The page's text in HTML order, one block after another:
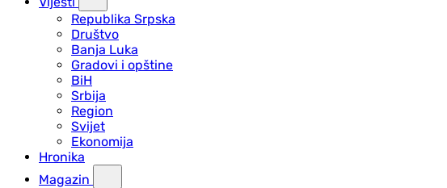
Republika Srpska
Društvo
Banja Luka
Gradovi i opštine
BiH
Srbija
Region
Svijet
Ekonomija
Hronika
Magazin